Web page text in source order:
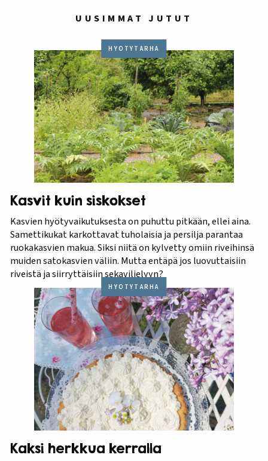
UUSIMMAT JUTUT
HYÖTYTARHA
Kasvit kuin siskokset
Kasvien hyötyvaikutuksesta on puhuttu pitkään, ellei aina.
Samettikukat karkottavat tuholaisia ja persilja parantaa
ruokakasvien makua. Siksi niitä on kylvetty omiin riveihinsä
muiden satokasvien väliin. Mutta entäpä jos luovuttaisiin
riveistä ja siirryttäisiin sekaviljelyyn?
HYÖTYTARHA
Kaksi herkkua kerralla